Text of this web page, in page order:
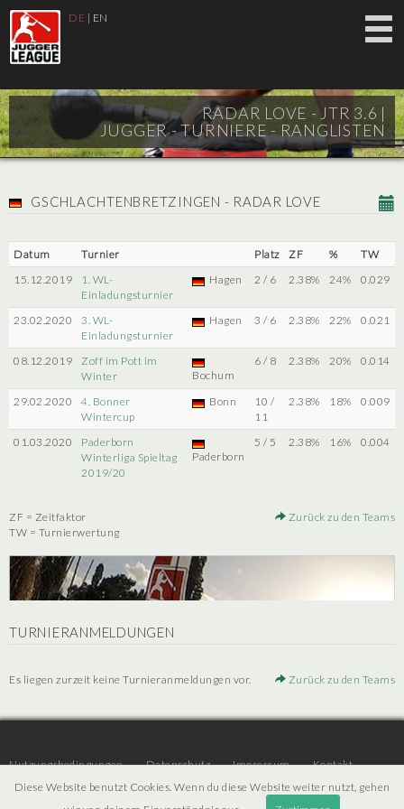
DE | EN
RADAR LOVE - JTR 3.6 |
JUGGER - TURNIERE - RANGLISTEN
GSCHLACHTENBRETZINGEN - RADAR LOVE
Datum Turnier Platz ZF %
TW
15.12.2019
1. WL-
Einladungsturnier
Hagen 2 / 6 2.38% 24% 0.029
23.02.2020
3. WL-
Einladungsturnier
Hagen 3 / 6 2.38% 22% 0.021
08.12.2019
Zoff im Pott im
Winter
Bochum
6 / 8 2.38% 20% 0.014
29.02.2020
4. Bonner
Wintercup
Bonn
10 /
11
2.38% 18% 0.009
01.03.2020
Paderborn
Winterliga Spieltag
2019/20
Paderborn
5 / 5 2.38% 16% 0.004
ZF = Zeitfaktor
TW = Turnierwertung
Zurück zu den Teams
TURNIERANMELDUNGEN
Es liegen zurzeit keine Turnieranmeldungen vor. Zurück zu den Teams
Nutzungsbedingungen Datenschutz Impressum
Kontakt
Diese Website benutzt Cookies. Wenn du diese Website weiter nutzt, gehen